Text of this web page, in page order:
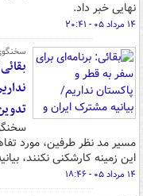
نهایی خبر داد.
۱۴ مرداد ۰۵ - ۲۰:۴۱
مسیر مد نظر طرفین، مورد
این زمینه کارشکنی نکنند،
۱۴ مرداد ۰۵ - ۱۸:۴۶